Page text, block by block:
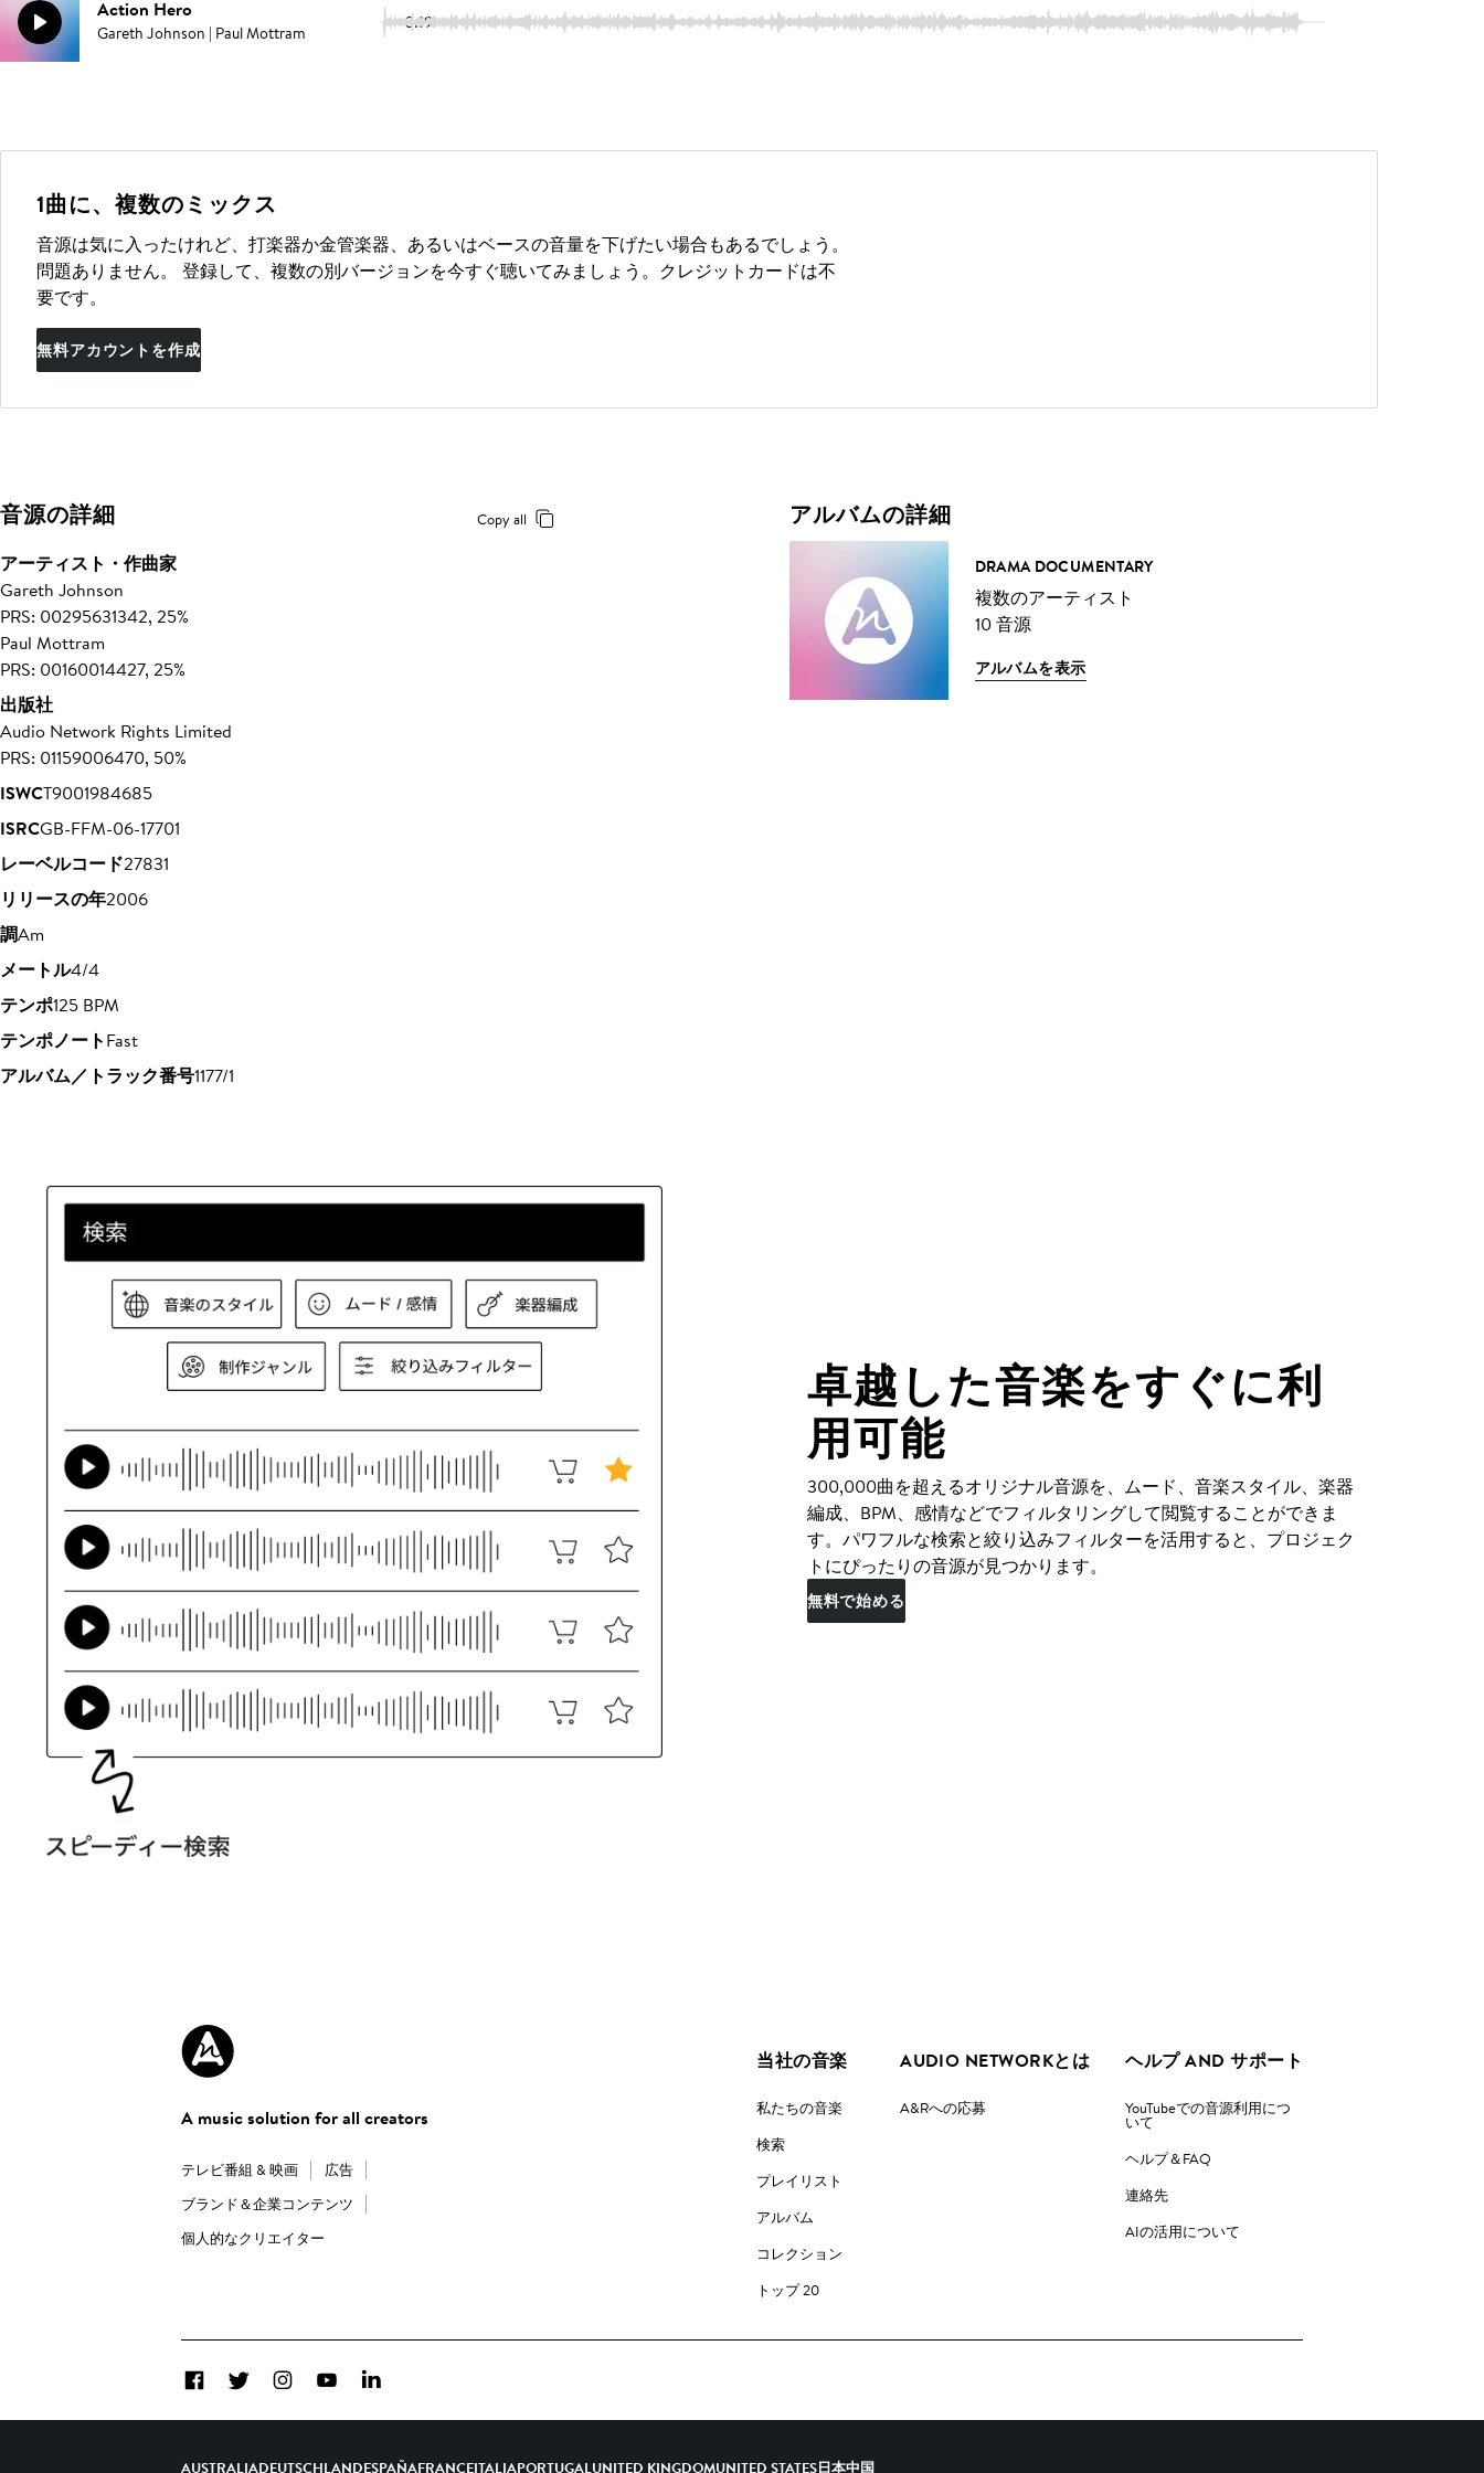
Action Hero
Gareth Johnson | Paul Mottram 3:19
1曲に、複数のミックス
音源は気に入ったけれど、打楽器か金管楽器、あるいはベースの音量を下げたい場合もあるでしょう。
問題ありません。 登録して、複数の別バージョンを今すぐ聴いてみましょう。クレジットカードは不
要です。
無料アカウントを作成
音源の詳細 Copy all
アーティスト・作曲家
Gareth Johnson
PRS: 00295631342, 25%
Paul Mottram
PRS: 00160014427, 25%
出版社
Audio Network Rights Limited
PRS: 01159006470, 50%
ISWCT9001984685
ISRCGB-FFM-06-17701
レーベルコード27831
リリースの年2006
調Am
メートル4/4
テンポ125 BPM
テンポノートFast
アルバム／トラック番号1177/1
アルバムの詳細
DRAMA DOCUMENTARY
複数のアーティスト
10 音源
アルバムを表示
卓越した音楽をすぐに利
用可能
300,000曲を超えるオリジナル音源を、ムード、音楽スタイル、楽器
編成、BPM、感情などでフィルタリングして閲覧することができま
す。パワフルな検索と絞り込みフィルターを活用すると、プロジェク
トにぴったりの音源が見つかります。
無料で始める
A music solution for all creators
テレビ番組 & 映画
広告
ブランド＆企業コンテンツ
個人的なクリエイター
当社の音楽
私たちの音楽
検索
プレイリスト
アルバム
コレクション
トップ 20
AUDIO NETWORKとは
A&Rへの応募
ヘルプ AND サポート
YouTubeでの音源利用につ
いて
ヘルプ＆FAQ
連絡先
AIの活用について
FacebookTwitterInstagramYouTubeLinkedIn
AUSTRALIADEUTSCHLANDESPAÑAFRANCEITALIAPORTUGALUNITED KINGDOMUNITED STATES日本中国